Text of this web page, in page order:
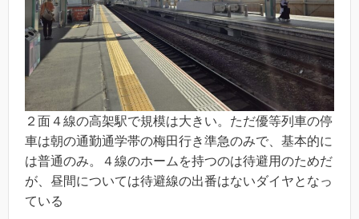
２面４線の高架駅で規模は大きい。ただ優等列車の停
車は朝の通勤通学帯の梅田行き準急のみで、基本的に
は普通のみ。４線のホームを持つのは待避用のためだ
が、昼間については待避線の出番はないダイヤとなっ
ている